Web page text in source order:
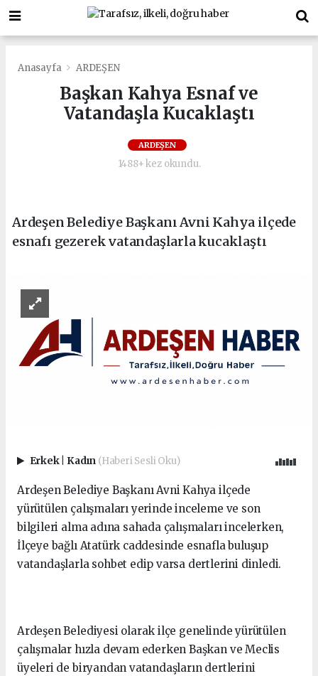
Anasayfa ARDEŞEN
Başkan Kahya Esnaf ve
Vatandaşla Kucaklaştı
ARDEŞEN
1488+ kez okundu.
Ardeşen Belediye Başkanı Avni Kahya ilçede
esnafı gezerek vatandaşlarla kucaklaştı
Erkek Kadın (Haberi Sesli Oku)
Ardeşen Belediye Başkanı Avni Kahya ilçede
yürütülen çalışmaları yerinde inceleme ve son
bilgileri alma adına sahada çalışmaları incelerken,
İlçeye bağlı Atatürk caddesinde esnafla buluşup
vatandaşlarla sohbet edip varsa dertlerini dinledi.
Ardeşen Belediyesi olarak ilçe genelinde yürütülen
çalışmalar hızla devam ederken Başkan ve Meclis
üyeleri de biryandan vatandaşların dertlerini